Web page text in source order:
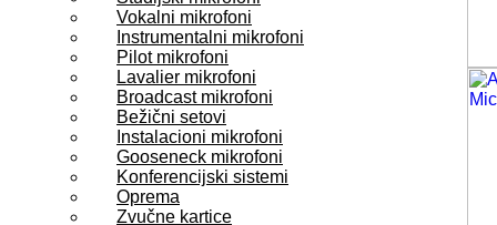
Vokalni mikrofoni
Instrumentalni mikrofoni
Pilot mikrofoni
Lavalier mikrofoni
Broadcast mikrofoni
Bežični setovi
Instalacioni mikrofoni
Gooseneck mikrofoni
Konferencijski sistemi
Oprema
Zvučne kartice